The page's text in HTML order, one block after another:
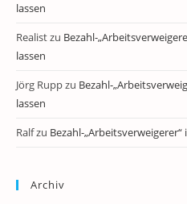
lassen
Realistzu Bezahl-
lassen
Jörg Ruppzu Bezahl-
lassen
Ralfzu Bezahl-
Archiv